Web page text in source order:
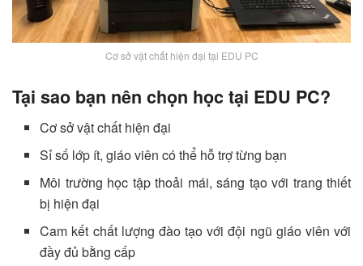
Cơ sở vật chất hiện đại tại EDU PC
Tại sao bạn nên chọn học tại EDU PC?
Cơ sở vật chất hiện đại
Sỉ số lớp ít, giáo viên có thể hỗ trợ từng bạn
Môi trường học tập thoải mái, sáng tạo với trang thiết
bị hiện đại
Cam kết chất lượng đào tạo với đội ngũ giáo viên với
đầy đủ bằng cấp